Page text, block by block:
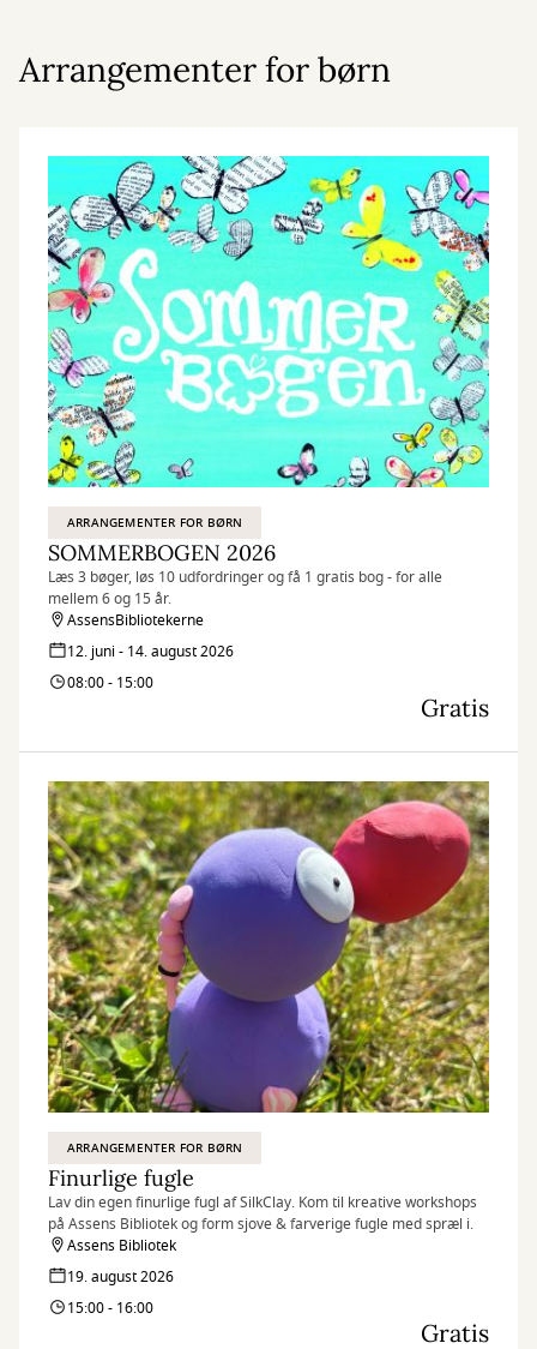
Arrangementer for børn
ARRANGEMENTER FOR BØRN
SOMMERBOGEN 2026
Læs 3 bøger, løs 10 udfordringer og få 1 gratis bog - for alle
mellem 6 og 15 år.
AssensBibliotekerne
12. juni - 14. august 2026
08:00 - 15:00
Gratis
ARRANGEMENTER FOR BØRN
Finurlige fugle
Lav din egen finurlige fugl af SilkClay. Kom til kreative workshops
på Assens Bibliotek og form sjove & farverige fugle med spræl i.
Assens Bibliotek
19. august 2026
15:00 - 16:00
Gratis